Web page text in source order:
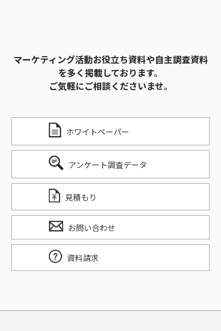
マーケティング活動お役立ち資料や自主調査資料
を多く掲載しております。
ご気軽にご相談くださいませ。
ホワイトペーパー
アンケート調査データ
見積もり
お問い合わせ
資料請求